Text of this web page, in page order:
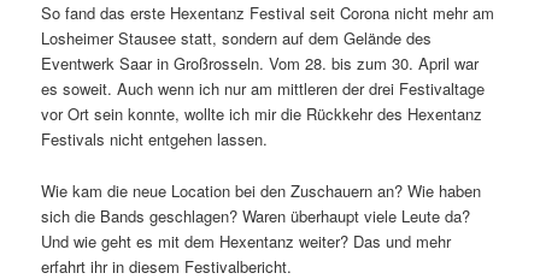
So fand das erste Hexentanz Festival seit Corona nicht mehr am
Losheimer Stausee statt, sondern auf dem Gelände des
Eventwerk Saar in Großrosseln. Vom 28. bis zum 30. April war
es soweit. Auch wenn ich nur am mittleren der drei Festivaltage
vor Ort sein konnte, wollte ich mir die Rückkehr des Hexentanz
Festivals nicht entgehen lassen.
Wie kam die neue Location bei den Zuschauern an? Wie haben
sich die Bands geschlagen? Waren überhaupt viele Leute da?
Und wie geht es mit dem Hexentanz weiter? Das und mehr
erfahrt ihr in diesem Festivalbericht.